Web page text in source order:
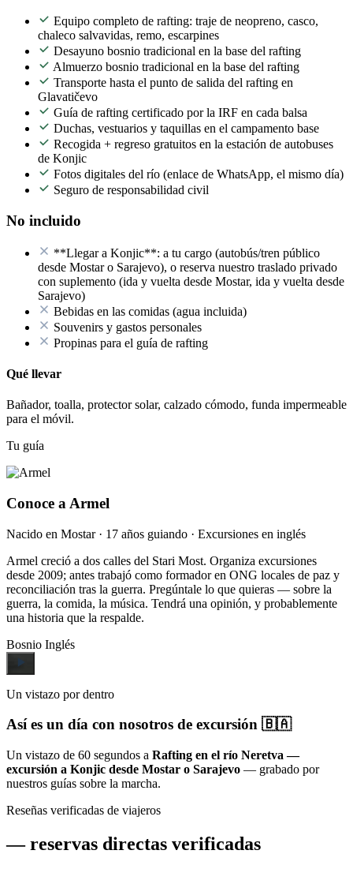
Equipo completo de rafting: traje de neopreno, casco,
chaleco salvavidas, remo, escarpines
Desayuno bosnio tradicional en la base del rafting
Almuerzo bosnio tradicional en la base del rafting
Transporte hasta el punto de salida del rafting en
Glavatičevo
Guía de rafting certificado por la IRF en cada balsa
Duchas, vestuarios y taquillas en el campamento base
Recogida + regreso gratuitos en la estación de autobuses
de Konjic
Fotos digitales del río (enlace de WhatsApp, el mismo día)
Seguro de responsabilidad civil
No incluido
**Llegar a Konjic**: a tu cargo (autobús/tren público
desde Mostar o Sarajevo), o reserva nuestro traslado privado
con suplemento (ida y vuelta desde Mostar, ida y vuelta desde
Sarajevo)
Bebidas en las comidas (agua incluida)
Souvenirs y gastos personales
Propinas para el guía de rafting
Qué llevar
Bañador, toalla, protector solar, calzado cómodo, funda impermeable
para el móvil.
Tu guía
Conoce a Armel
Nacido en Mostar · 17 años guiando · Excursiones en inglés
Armel creció a dos calles del Stari Most. Organiza excursiones
desde 2009; antes trabajó como formador en ONG locales de paz y
reconciliación tras la guerra. Pregúntale lo que quieras — sobre la
guerra, la comida, la música. Tendrá una opinión, y probablemente
una historia que la respalde.
Bosnio Inglés
Un vistazo por dentro
Así es un día con nosotros de excursión 🇧🇦
Un vistazo de 60 segundos a Rafting en el río Neretva —
excursión a Konjic desde Mostar o Sarajevo — grabado por
nuestros guías sobre la marcha.
Reseñas verificadas de viajeros
—reservas directas verificadas